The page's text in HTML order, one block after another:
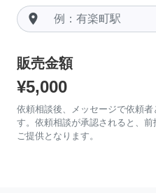
room
販売金額
¥5,000
依頼相談後、メッセージで依頼
す。依頼相談が承認されると、
ご提供となります。